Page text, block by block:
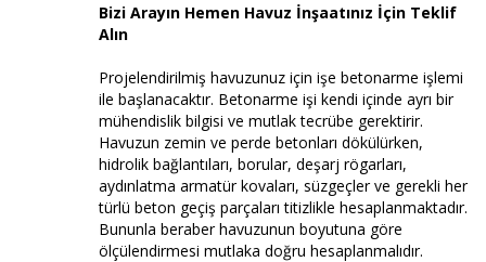
Bizi Arayın Hemen Havuz İnşaatınız İçin Teklif
Alın
Projelendirilmiş havuzunuz için işe betonarme işlemi
ile başlanacaktır. Betonarme işi kendi içinde ayrı bir
mühendislik bilgisi ve mutlak tecrübe gerektirir.
Havuzun zemin ve perde betonları dökülürken,
hidrolik bağlantıları, borular, deşarj rögarları,
aydınlatma armatür kovaları, süzgeçler ve gerekli her
türlü beton geçiş parçaları titizlikle hesaplanmaktadır.
Bununla beraber havuzunun boyutuna göre
ölçülendirmesi mutlaka doğru hesaplanmalıdır.